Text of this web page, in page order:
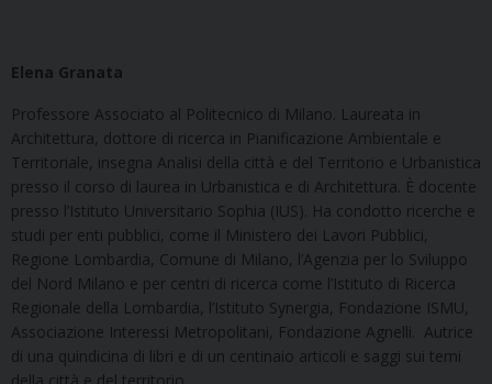
Elena Granata
Professore Associato al Politecnico di Milano. Laureata in
Architettura, dottore di ricerca in Pianificazione Ambientale e
Territoriale, insegna Analisi della città e del Territorio e Urbanistica
presso il corso di laurea in Urbanistica e di Architettura. È docente
presso l’Istituto Universitario Sophia (IUS). Ha condotto ricerche e
studi per enti pubblici, come il Ministero dei Lavori Pubblici,
Regione Lombardia, Comune di Milano, l’Agenzia per lo Sviluppo
del Nord Milano e per centri di ricerca come l’Istituto di Ricerca
Regionale della Lombardia, l’Istituto Synergia, Fondazione ISMU,
Associazione Interessi Metropolitani, Fondazione Agnelli. Autrice
di una quindicina di libri e di un centinaio articoli e saggi sui temi
della città e del territorio.